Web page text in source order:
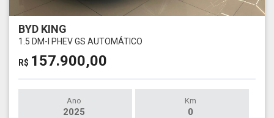
BYD KING
1.5 DM-I PHEV GS AUTOMÁTICO
R$ 157.900,00
Ano
2025
Km
0